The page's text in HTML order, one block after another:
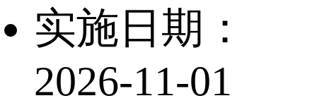
实施日期：
2026-11-01